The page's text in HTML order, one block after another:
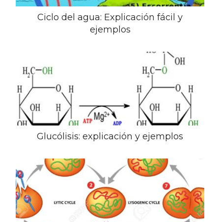
Ciclo del agua: Explicación fácil y
ejemplos
Glucólisis: explicación y ejemplos